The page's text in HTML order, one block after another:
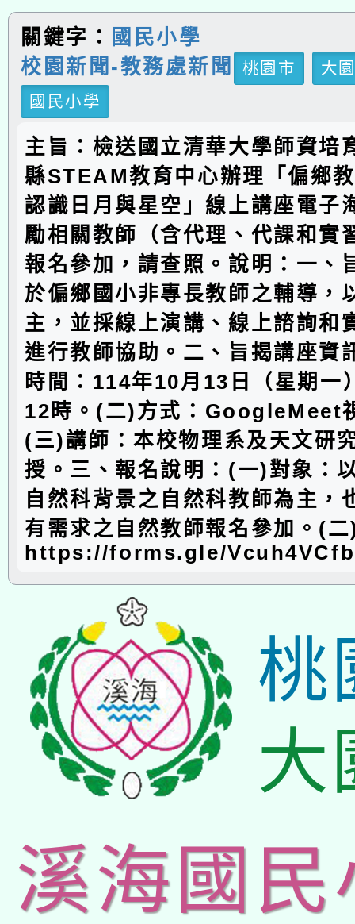
關鍵字：
國民小學
校園新聞-教務處新聞
桃園市
大
國民小學
主旨：檢送國立清華大學師資培
縣STEAM教育中心辦理「偏鄉
認識日月與星空」線上講座電子
勵相關教師（含代理、代課和實
報名參加，請查照。說明：一、
於偏鄉國小非專長教師之輔導，
主，並採線上演講、線上諮詢和
進行教師協助。二、旨揭講座資
時間：114年10月13日（星期一
12時。(二)方式：GoogleMeet
(三)講師：本校物理系及天文研
授。三、報名說明：(一)對象：
自然科背景之自然科教師為主，
有需求之自然教師報名參加。(
https://forms.gle/
桃
大
溪海國民